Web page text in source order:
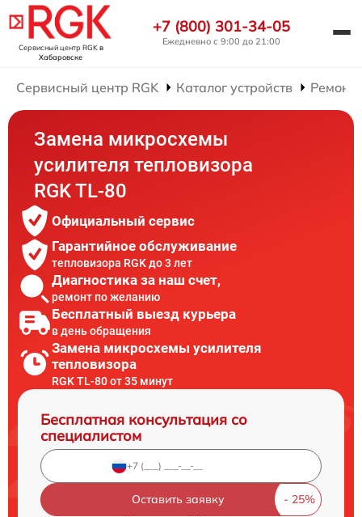
Сервисный центр RGKв
Хабаровске
+7 (800) 301-34-05
Ежедневно с 9:00 до 21:00
Сервисный центр RGK Каталог устройств Ремонт
Замена микросхемы
усилителя тепловизора
RGK TL-80
Официальный сервис
Гарантийное обслуживание
тепловизора RGK до 3 лет
Диагностика за наш счет,
ремонт по желанию
Бесплатный выезд курьера
в день обращения
Замена микросхемы усилителя
тепловизора
RGK TL-80 от 35 минут
Бесплатная консультация со
специалистом
Оставить заявку